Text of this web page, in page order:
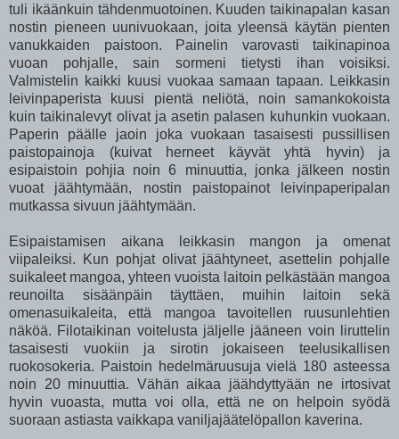
tuli ikäänkuin tähdenmuotoinen. Kuuden taikinapalan kasan
nostin pieneen uunivuokaan, joita yleensä käytän pienten
vanukkaiden paistoon. Painelin varovasti taikinapinoa
vuoan pohjalle, sain sormeni tietysti ihan voisiksi.
Valmistelin kaikki kuusi vuokaa samaan tapaan. Leikkasin
leivinpaperista kuusi pientä neliötä, noin samankokoista
kuin taikinalevyt olivat ja asetin palasen kuhunkin vuokaan.
Paperin päälle jaoin joka vuokaan tasaisesti pussillisen
paistopainoja (kuivat herneet käyvät yhtä hyvin) ja
esipaistoin pohjia noin 6 minuuttia, jonka jälkeen nostin
vuoat jäähtymään, nostin paistopainot leivinpaperipalan
mutkassa sivuun jäähtymään.
Esipaistamisen aikana leikkasin mangon ja omenat
viipaleiksi. Kun pohjat olivat jäähtyneet, asettelin pohjalle
suikaleet mangoa, yhteen vuoista laitoin pelkästään mangoa
reunoilta sisäänpäin täyttäen, muihin laitoin sekä
omenasuikaleita, että mangoa tavoitellen ruusunlehtien
näköä. Filotaikinan voitelusta jäljelle jääneen voin liruttelin
tasaisesti vuokiin ja sirotin jokaiseen teelusikallisen
ruokosokeria. Paistoin hedelmäruusuja vielä 180 asteessa
noin 20 minuuttia. Vähän aikaa jäähdyttyään ne irtosivat
hyvin vuoasta, mutta voi olla, että ne on helpoin syödä
suoraan astiasta vaikkapa vaniljajäätelöpallon kaverina.